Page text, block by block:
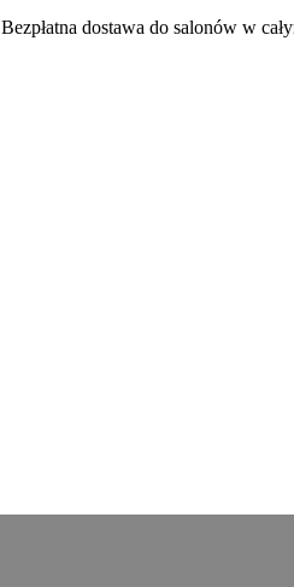
Bezpłatna dostawa do salonów w